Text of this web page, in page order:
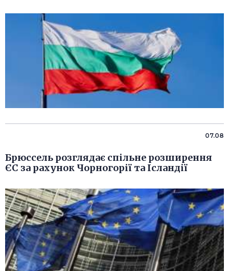
07.08
Брюссель розглядає спільне розширення
ЄС за рахунок Чорногорії та Ісландії